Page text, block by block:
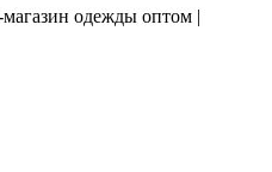
одежды оптом |